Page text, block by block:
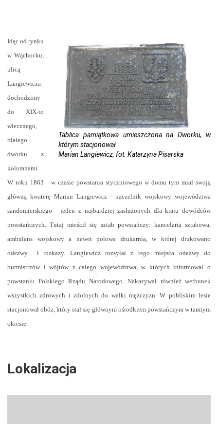
Tablica pamiątkowa umieszczona na Dworku, w
którym stacjonował
Marian Langiewicz, fot. Katarzyna Pisarska
Idąc od rynku
w Wąchocku,
ulicą
Langiewicza
dochodzimy
do XIX-to
wiecznego,
białego
dworku z
kolumnami.
W roku 1863 w czasie powstania styczniowego w domu tym miał swoją
główną kwaterę Marian Langiewicz - naczelnik wojskowy województwa
sandomierskiego - jeden z najbardziej zasłużonych dla kraju dowódców
powstańczych. Tutaj mieścił się sztab powstańczy: kancelaria sztabowa,
ambulans wojskowy a nawet polowa drukarnia, w której drukowano
odezwy i rozkazy. Langiewicz rozsyłał z tego miejsca odezwy do
burmistrzów i wójtów z całego województwa, w których informował o
powstaniu Polskiego Rządu Narodowego. Nakazywał również werbunek
wszystkich zdrowych i zdolnych do walki mężczyzn. W pobliskim lesie
stacjonował obóz, który stał się głównym ośrodkiem powstańczym w tamtym
okresie.
Lokalizacja